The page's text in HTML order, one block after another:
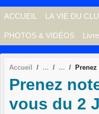
ACCUEIL LA VIE DU
PHOTOS & VIDÉOS
Accueil
Prenez
vous du 2